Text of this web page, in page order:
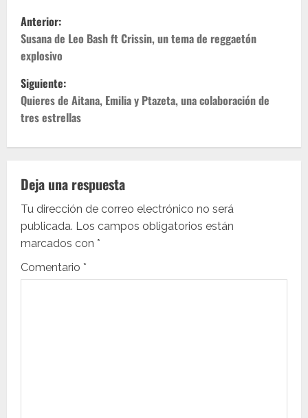
N
a
v
e
g
c
i
ó
n
Anterior:
Susana de Leo Bash ft Crissin, un tema de reggaetón
explosivo
Siguiente:
Quieres de Aitana, Emilia y Ptazeta, una colaboración de
tres estrellas
Deja una respuesta
Tu dirección de correo electrónico no será
publicada. Los campos obligatorios están
marcados con *
Comentario *